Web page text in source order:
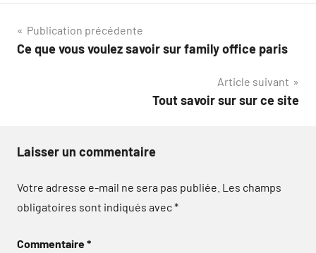
Navigation
de
Publication précédente
Ce que vous voulez savoir sur family office paris
Article suivant
Tout savoir sur sur ce site
Laisser un commentaire
Votre adresse e-mail ne sera pas publiée. Les champs
obligatoires sont indiqués avec*
Commentaire*